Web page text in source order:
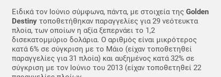
Ειδικά τον Ιούνιο σύμφωνα, πάντα, με στοιχεία της Golden
Destiny τοποθετήθηκαν παραγγελίες για 29 νεότευκτα
πλοία, των οποίων η αξία ξεπερνάει το 1,2
δισεκατομμύριο δολάρια. Ο αριθμός είναι μικρότερος
κατά 6% σε σύγκριση με το Μάιο (είχαν τοποθετηθεί
παραγγελίες για 31 πλοία) και αυξημένος κατά 32% σε
σύγκριση με τον Ιούνιο του 2013 (είχαν τοποθετηθεί 22